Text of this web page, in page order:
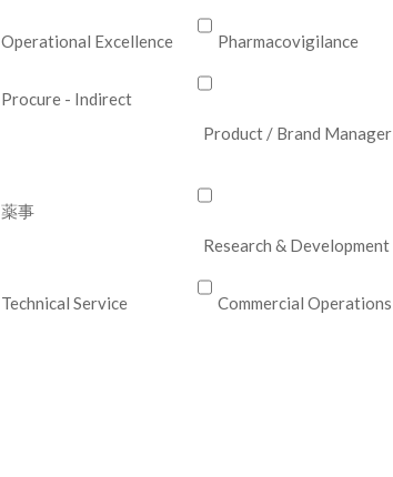
Operational Excellence Pharmacovigilance
Procure - Indirect
Product / Brand Manager
薬事
Research & Development
Technical Service Commercial Operations